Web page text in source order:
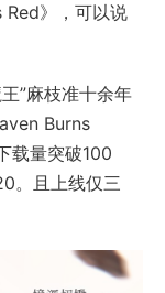
Red》，可以说
”麻枝准十余年
Burns
载量突破100
。且上线仅三